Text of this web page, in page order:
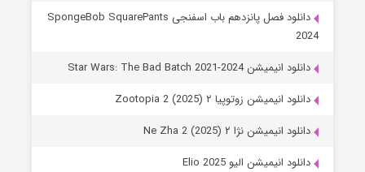
دانلود فصل پانزدهم باب اسفنجی SpongeBob SquarePants
2024
دانلود انیمیشن Star Wars: The Bad Batch 2021-2024
دانلود انیمیشن زوتوپیا ۲ Zootopia 2 (2025)
دانلود انیمیشن نژا ۲ Ne Zha 2 (2025)
دانلود انیمیشن الیو Elio 2025